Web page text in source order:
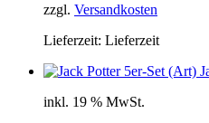
zzgl. Versandkosten
Lieferzeit: Lieferzeit
inkl. 19 % MwSt.